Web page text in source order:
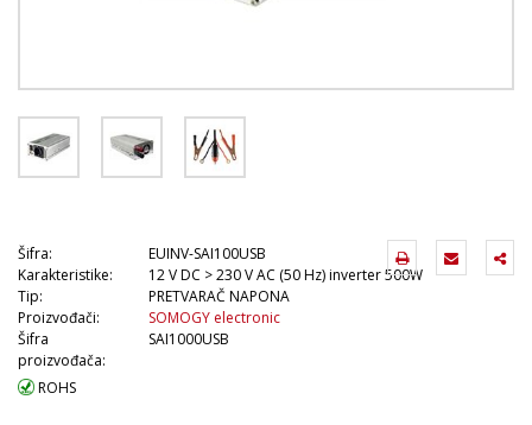
Šifra:
EUINV-SAI100USB
Karakteristike:
12 V DC > 230 V AC (50 Hz) inverter 500W
Tip:
PRETVARAČ NAPONA
Proizvođači:
SOMOGY electronic
Šifra
proizvođača:
SAI1000USB
ROHS